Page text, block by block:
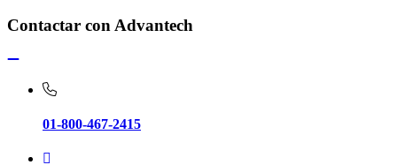
Contactar con Advantech
01-800-467-2415